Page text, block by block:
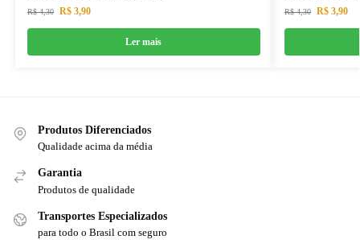
R$4,30 R$3,90
Ler mais
R$4,30 R$3,90
Produtos Diferenciados
Qualidade acima da média
Garantia
Produtos de qualidade
Transportes Especializados
para todo o Brasil com seguro